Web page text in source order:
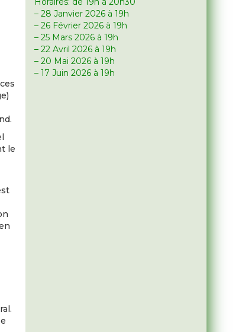
le
– 28 Janvier 2026 à 19h
– 26 Février 2026 à 19h
– 25 Mars 2026 à 19h
– 22 Avril 2026 à 19h
– 20 Mai 2026 à 19h
– 17 Juin 2026 à 19h